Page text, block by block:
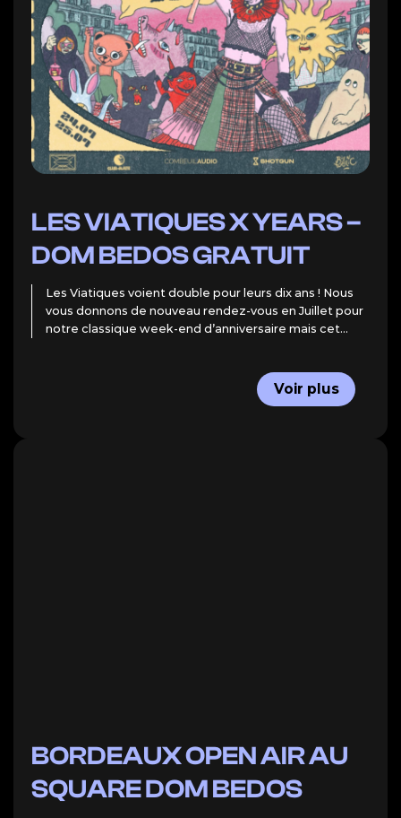
LES VIATIQUES X YEARS –
DOM BEDOS GRATUIT
Les Viatiques voient double pour leurs dix ans ! Nous
vous donnons de nouveau rendez-vous en Juillet pour
notre classique week-end d’anniversaire mais cet...
Voir plus
BORDEAUX OPEN AIR AU
SQUARE DOM BEDOS